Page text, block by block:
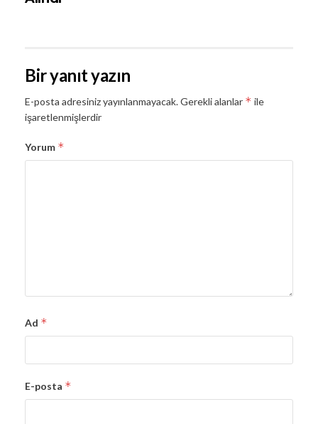
Bir yanıt yazın
E-posta adresiniz yayınlanmayacak.Gerekli alanlar * ile
işaretlenmişlerdir
Yorum *
Ad *
E-posta *